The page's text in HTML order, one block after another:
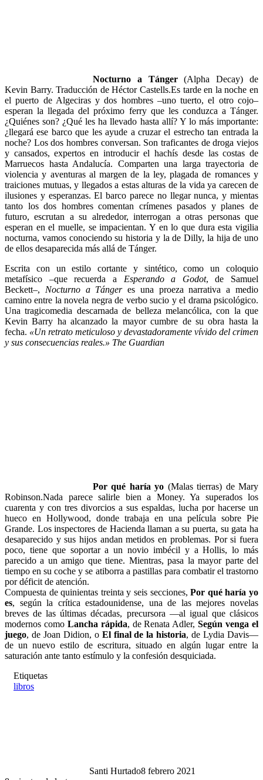
Nocturno a Tánger(Alpha Decay) de
Kevin Barry. Traducción de Héctor Castells.Es tarde en la noche en
el puerto de Algeciras y dos hombres –uno tuerto, el otro cojo–
esperan la llegada del próximo ferry que les conduzca a Tánger.
¿Quiénes son? ¿Qué les ha llevado hasta allí? Y lo más importante:
¿llegará ese barco que les ayude a cruzar el estrecho tan entrada la
noche? Los dos hombres conversan. Son traficantes de droga viejos
y cansados, expertos en introducir el hachís desde las costas de
Marruecos hasta Andalucía. Comparten una larga trayectoria de
violencia y aventuras al margen de la ley, plagada de romances y
traiciones mutuas, y llegados a estas alturas de la vida ya carecen de
ilusiones y esperanzas. El barco parece no llegar nunca, y mientas
tanto los dos hombres comentan crímenes pasados y planes de
futuro, escrutan a su alrededor, interrogan a otras personas que
esperan en el muelle, se impacientan. Y en lo que dura esta vigilia
nocturna, vamos conociendo su historia y la de Dilly, la hija de uno
de ellos desaparecida más allá de Tánger.
Escrita con un estilo cortante y sintético, como un coloquio
metafísico –que recuerda a Esperando a Godot, de Samuel
Beckett–, Nocturno a Tángeres una proeza narrativa a medio
camino entre la novela negra de verbo sucio y el drama psicológico.
Una tragicomedia descarnada de belleza melancólica, con la que
Kevin Barry ha alcanzado la mayor cumbre de su obra hasta la
fecha. «Un retrato meticuloso y devastadoramente vívido del crimen
y sus consecuencias reales.» The Guardian
Por qué haría yo (Malas tierras) de Mary
Robinson.Nada parece salirle bien a Money. Ya superados los
cuarenta y con tres divorcios a sus espaldas, lucha por hacerse un
hueco en Hollywood, donde trabaja en una película sobre Pie
Grande. Los inspectores de Hacienda llaman a su puerta, su gata ha
desaparecido y sus hijos andan metidos en problemas. Por si fuera
poco, tiene que soportar a un novio imbécil y a Hollis, lo más
parecido a un amigo que tiene. Mientras, pasa la mayor parte del
tiempo en su coche y se atiborra a pastillas para combatir el trastorno
por déficit de atención.
Compuesta de quinientas treinta y seis secciones,Por qué haría yo
es, según la crítica estadounidense, una de las mejores novelas
breves de las últimas décadas, precursora —al igual que clásicos
modernos como Lancha rápida, de Renata Adler,Según venga el
juego, de Joan Didion, o El final de la historia, de Lydia Davis—
de un nuevo estilo de escritura, situado en algún lugar entre la
saturación ante tanto estímulo y la confesión desquiciada.
Etiquetas
libros
Santi Hurtado8 febrero 2021